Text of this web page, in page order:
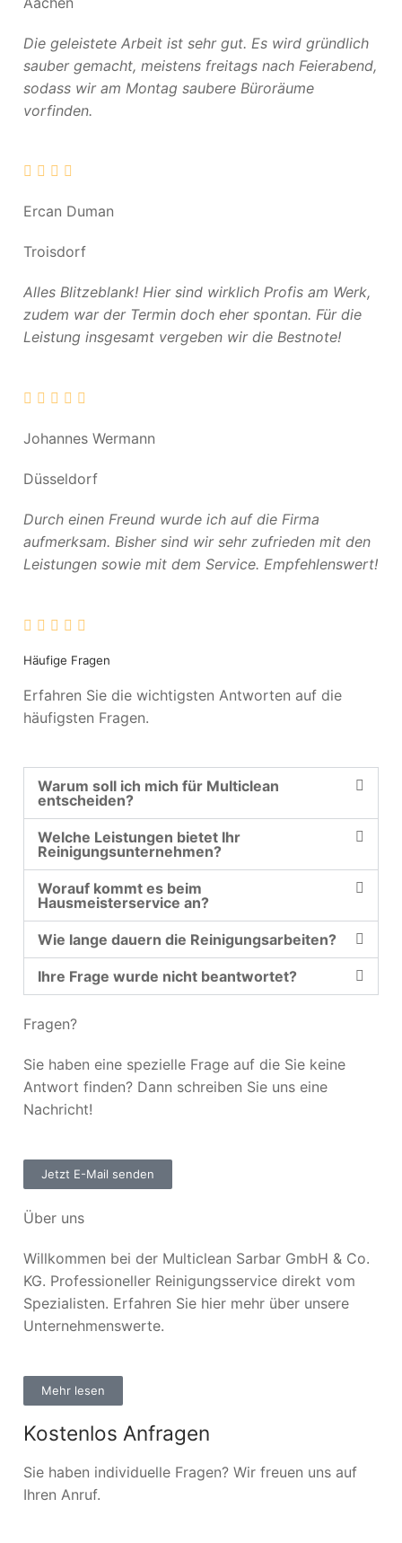
Die geleistete Arbeit ist sehr gut. Es wird gründlich
sauber gemacht, meistens freitags nach Feierabend,
sodass wir am Montag saubere Büroräume
vorfinden.
Ercan Duman
Troisdorf
Alles Blitzeblank! Hier sind wirklich Profis am Werk,
zudem war der Termin doch eher spontan. Für die
Leistung insgesamt vergeben wir die Bestnote!
Johannes Wermann
Düsseldorf
Durch einen Freund wurde ich auf die Firma
aufmerksam. Bisher sind wir sehr zufrieden mit den
Leistungen sowie mit dem Service. Empfehlenswert!
Häufige Fragen
Erfahren Sie die wichtigsten Antworten auf die
häufigsten Fragen.
Warum soll ich mich für Multiclean
entscheiden?
Welche Leistungen bietet Ihr
Reinigungsunternehmen?
Worauf kommt es beim
Hausmeisterservice an?
Wie lange dauern die Reinigungsarbeiten?
Ihre Frage wurde nicht beantwortet?
Fragen?
Sie haben eine spezielle Frage auf die Sie keine
Antwort finden? Dann schreiben Sie uns eine
Nachricht!
Jetzt E-Mail senden
Über uns
Willkommen bei der Multiclean Sarbar GmbH & Co.
KG. Professioneller Reinigungsservice direkt vom
Spezialisten. Erfahren Sie hier mehr über unsere
Unternehmenswerte.
Mehr lesen
Kostenlos Anfragen
Sie haben individuelle Fragen? Wir freuen uns auf
Ihren Anruf.